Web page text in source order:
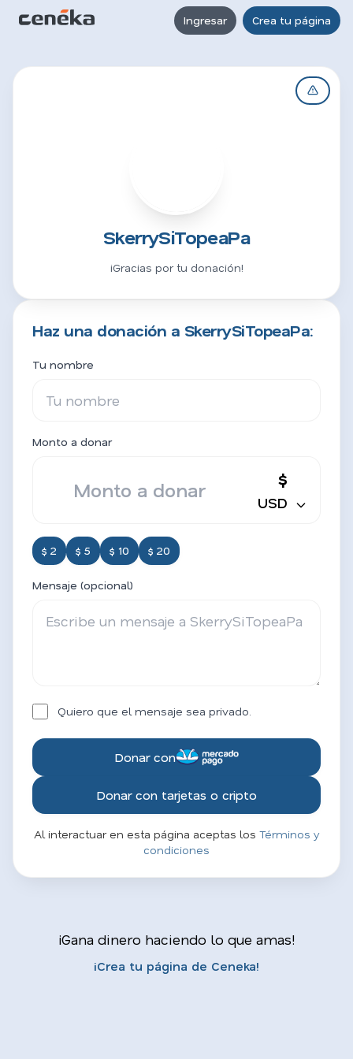
Ingresar Crea tu página
SkerrySiTopeaPa
¡Gracias por tu donación!
Haz una donación a SkerrySiTopeaPa:
Tu nombre
Monto a donar
$
USD
$ 2 $ 5 $ 10 $ 20
Mensaje (opcional)
Quiero que el mensaje sea privado.
Donar con
Donar con tarjetas o cripto
Al interactuar en esta página aceptas los Términos y
condiciones
¡Gana dinero haciendo lo que amas!
¡Crea tu página de Ceneka!